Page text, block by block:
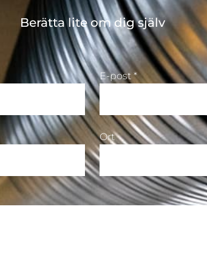
Berätta lite om dig själv
E-post *
Ort